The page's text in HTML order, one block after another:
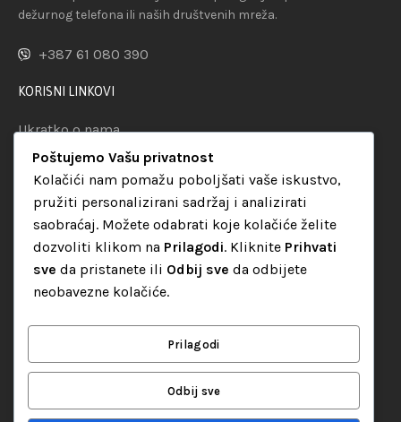
dežurnog telefona ili naših društvenih mreža.
+387 61 080 390
KORISNI LINKOVI
Ukratko o nama
Reference
Kontakt
VAŽNE INFORMACIJE
Kako kupovati
Način plaćanja
Uslovi dostave
Politika privatnosti
Poštujemo Vašu privatnost
Kolačići nam pomažu poboljšati vaše iskustvo,
pružiti personalizirani sadržaj i analizirati
saobraćaj. Možete odabrati koje kolačiće želite
dozvoliti klikom na Prilagodi. Kliknite Prihvati
sve da pristanete ili Odbij sve da odbijete
neobavezne kolačiće.
Prilagodi
Odbij sve